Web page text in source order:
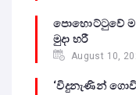
පොහොට්ටුවේ
මුදා හරී
August 10,
‘විදුනැණින් ගොවි